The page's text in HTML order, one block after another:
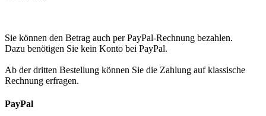
Sie können den Betrag auch per PayPal-Rechnung bezahlen.
Dazu benötigen Sie kein Konto bei PayPal.
Ab der dritten Bestellung können Sie die Zahlung auf klassische
Rechnung erfragen.
PayPal